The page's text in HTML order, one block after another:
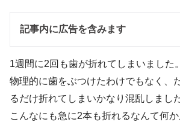
記事内に広告を含みます
1週間に2回も歯が折れてしまいました。
物理的に歯をぶつけたわけでもなく、
るだけ折れてしまいかなり混乱しました
こんなにも急に2本も折れるなんて何